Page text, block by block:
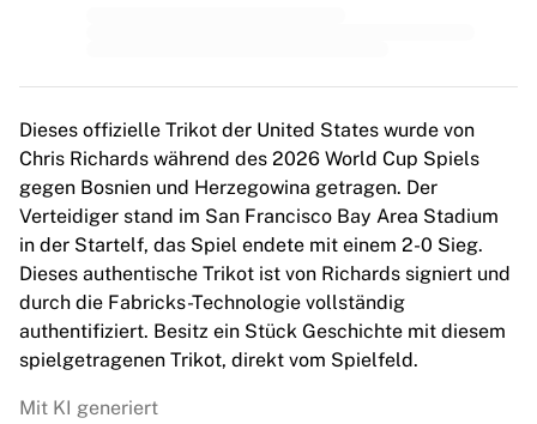
Canada Women's Soccer
NWSL
OL Lyonnes
Paris Saint-Germain Feminines
Arsenal WFC
Browse by country
Basketball
Highlights
Charlotte Hornets
Chicago Bulls
LA Clippers
Portland Trail Blazers
Dieses offizielle Trikot der United States wurde von
Chris Richards während des 2026 World Cup Spiels
gegen Bosnien und Herzegowina getragen. Der
Verteidiger stand im San Francisco Bay Area Stadium
in der Startelf, das Spiel endete mit einem 2-0 Sieg.
Dieses authentische Trikot ist von Richards signiert und
durch die Fabricks-Technologie vollständig
authentifiziert. Besitz ein Stück Geschichte mit diesem
spielgetragenen Trikot, direkt vom Spielfeld.
Mit KI generiert